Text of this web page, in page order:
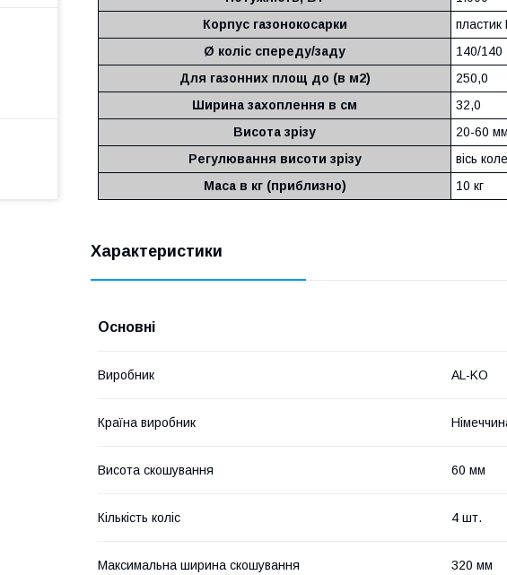
Корпус газонокосарки
пластик
Ø коліс спереду/заду
140/140
Для газонних площ до (в м2)
250,0
Ширина захоплення в см
32,0
Висота зрізу
20-60
Регулювання висоти зрізу
вісь
Маса в кг (приблизно)
10 кг
Характеристики
Основні
Виробник AL-KO
Країна виробник
Висота скошування 60 мм
Кількість коліс 4 шт.
Максимальна ширина скошування 320 мм